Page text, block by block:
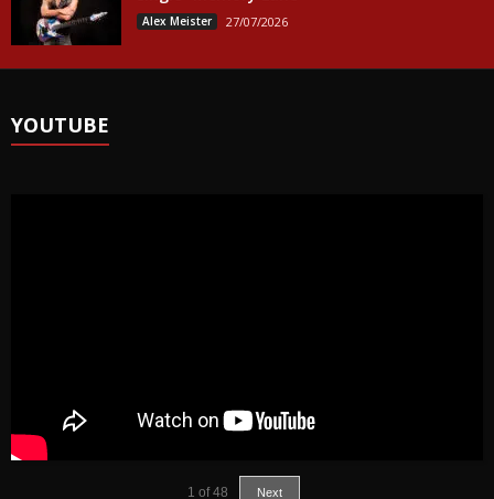
Alex Meister 27/07/2026
YOUTUBE
1 of 48 Next